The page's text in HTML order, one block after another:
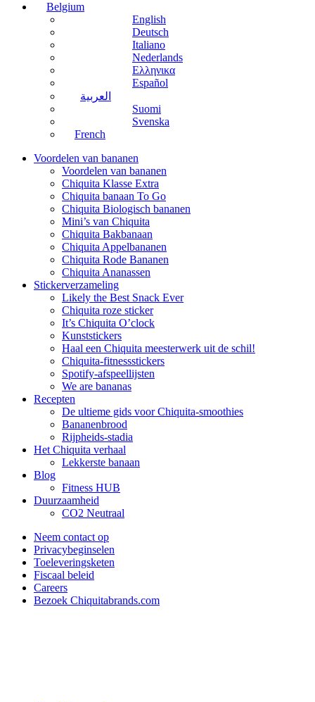
Belgium
English
Deutsch
Italiano
Nederlands
Ελληνικα
Español
العربية
Suomi
Svenska
French
Voordelen van bananen
Voordelen van bananen
Chiquita Klasse Extra
Chiquita banaan To Go
Chiquita Biologisch bananen
Mini’s van Chiquita
Chiquita Bakbanaan
Chiquita Appelbananen
Chiquita Rode Bananen
Chiquita Ananassen
Stickerverzameling
Likely the Best Snack Ever
Chiquita roze sticker
It’s Chiquita O’clock
Kunststickers
Haal een Chiquita meesterwerk uit de schil!
Chiquita-fitnessstickers
Spotify-afspeellijsten
We are bananas
Recepten
De ultieme gids voor Chiquita-smoothies
Bananenbrood
Rijpheids-stadia
Het Chiquita verhaal
Lekkerste banaan
Blog
Fitness HUB
Duurzaamheid
CO2 Neutraal
Neem contact op
Privacybeginselen
Toeleveringsketen
Fiscaal beleid
Careers
Bezoek Chiquitabrands.com